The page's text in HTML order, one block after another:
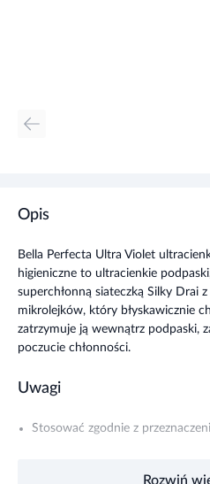
Opis
Bella Perfecta Ultra Violet
higieniczne to ultracienkie
superchłonną siateczką Silky Drai
mikrolejków, który błyskawicznie
zatrzymuje ją wewnątrz podpaski,
poczucie chłonności.
Uwagi
Stosować zgodnie z
Rozwiń